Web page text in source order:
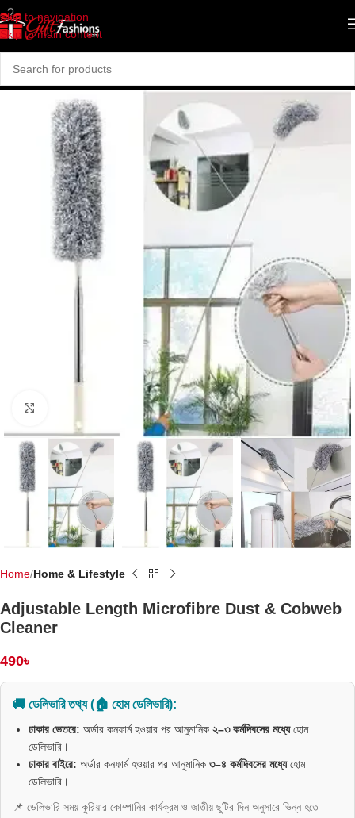
Skip to navigation
Skip to main content
Home Home & Lifestyle
Adjustable Length Microfibre Dust & Cobweb
Cleaner
490৳
🚚 ডেলিভারি তথ্য (🏠 হোম ডেলিভারি):
ঢাকার ভেতরে: অর্ডার কনফার্ম হওয়ার পর আনুমানিক ২–৩ কর্মদিবসের মধ্যেহোম
ডেলিভারি।
ঢাকার বাইরে: অর্ডার কনফার্ম হওয়ার পর আনুমানিক ৩–৪ কর্মদিবসের মধ্যেহোম
ডেলিভারি।
📌 ডেলিভারি সময় কুরিয়ার কোম্পানির কার্যক্রম ও জাতীয় ছুটির দিন অনুসারে ভিন্ন হতে